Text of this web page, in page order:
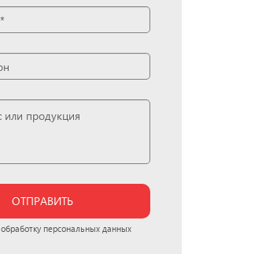
ОТПРАВИТЬ
обработку персональных данных